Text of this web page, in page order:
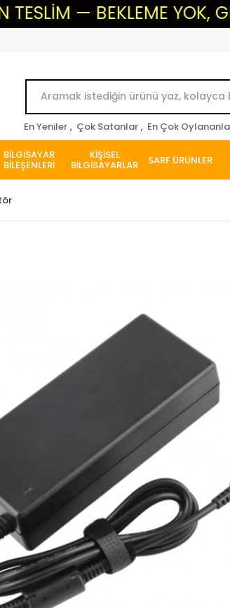
— BEKLEME YOK,
En Yeniler , Çok Satanlar , En Çok
BİLGİSAYAR
BİLEŞENLERİ
KİŞİSEL
BİLGİSAYARLAR SARF ÜRÜNLER